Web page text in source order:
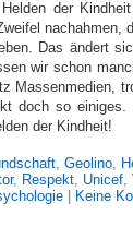
der
nachahmen,
Das ändert
wir schon
Massenmedien,
doch so
der Kindheit!
, Geolino,
, Respekt, Unicef,
| Keine